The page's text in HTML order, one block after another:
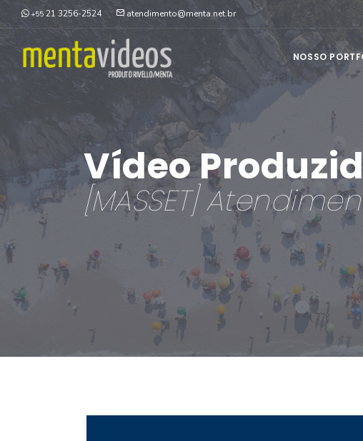
+55 21 3256-2524 atendimento@menta.net.br
NOSSO
Vídeo
[MASSET]